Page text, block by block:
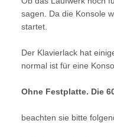
sagen. Da die Konsole
startet.
Der Klavierlack hat
normal ist für eine
Ohne Festplatte. Die
beachten sie bitte